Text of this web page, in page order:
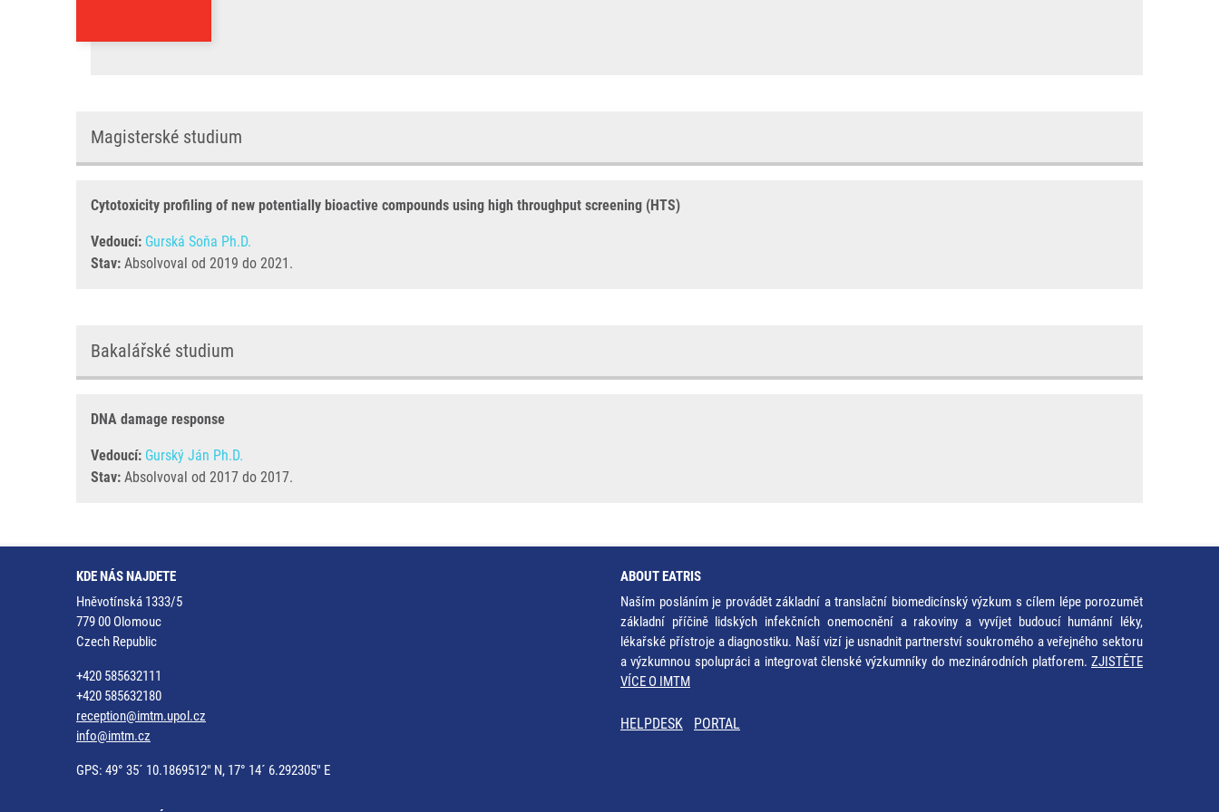
Magisterské studium
Cytotoxicity profiling of new potentially bioactive compounds using high throughput screening (HTS)
Vedoucí: Gurská Soňa Ph.D.
Stav: Absolvoval od 2019 do 2021.
Bakalářské studium
DNA damage response
Vedoucí: Gurský Ján Ph.D.
Stav: Absolvoval od 2017 do 2017.
KDE NÁS NAJDETE
Hněvotínská 1333/5
779 00 Olomouc
Czech Republic
+420 585632111
+420 585632180
reception@imtm.upol.cz
info@imtm.cz
GPS: 49° 35´ 10.1869512" N, 17° 14´ 6.292305" E
ABOUT EATRIS
Naším posláním je provádět základní a translační biomedicínský výzkum s cílem lépe porozumět
základní příčině lidských infekčních onemocnění a rakoviny a vyvíjet budoucí humánní léky,
lékařské přístroje a diagnostiku. Naší vizí je usnadnit partnerství soukromého a veřejného sektoru
a výzkumnou spolupráci a integrovat členské výzkumníky do mezinárodních platforem. ZJISTĚTE
VÍCE O IMTM
HELPDESK PORTAL